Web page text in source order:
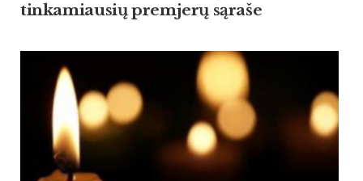
tinkamiausių premjerų sąraše